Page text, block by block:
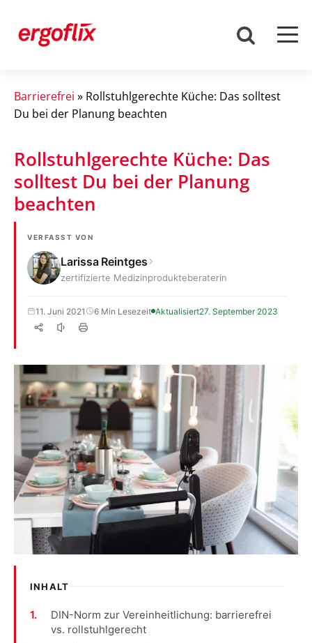
Barrierefrei » Rollstuhlgerechte Küche: Das solltest
Du bei der Planung beachten
Rollstuhlgerechte Küche: Das
solltest Du bei der Planung
beachten
VERFASST VON
Larissa Reintges
zertifizierte Medizinprodukteberaterin
11. Juni 2021 6 Min Lesezeit Aktualisiert27. September 2023
INHALT
DIN-Norm zur Vereinheitlichung: barrierefrei
vs. rollstuhlgerecht